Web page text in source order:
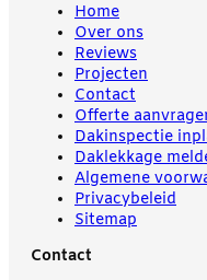
Home
Over ons
Reviews
Projecten
Contact
Offerte
Dakinspectie
Daklekkage
Algemene
Privacybeleid
Sitemap
Contact